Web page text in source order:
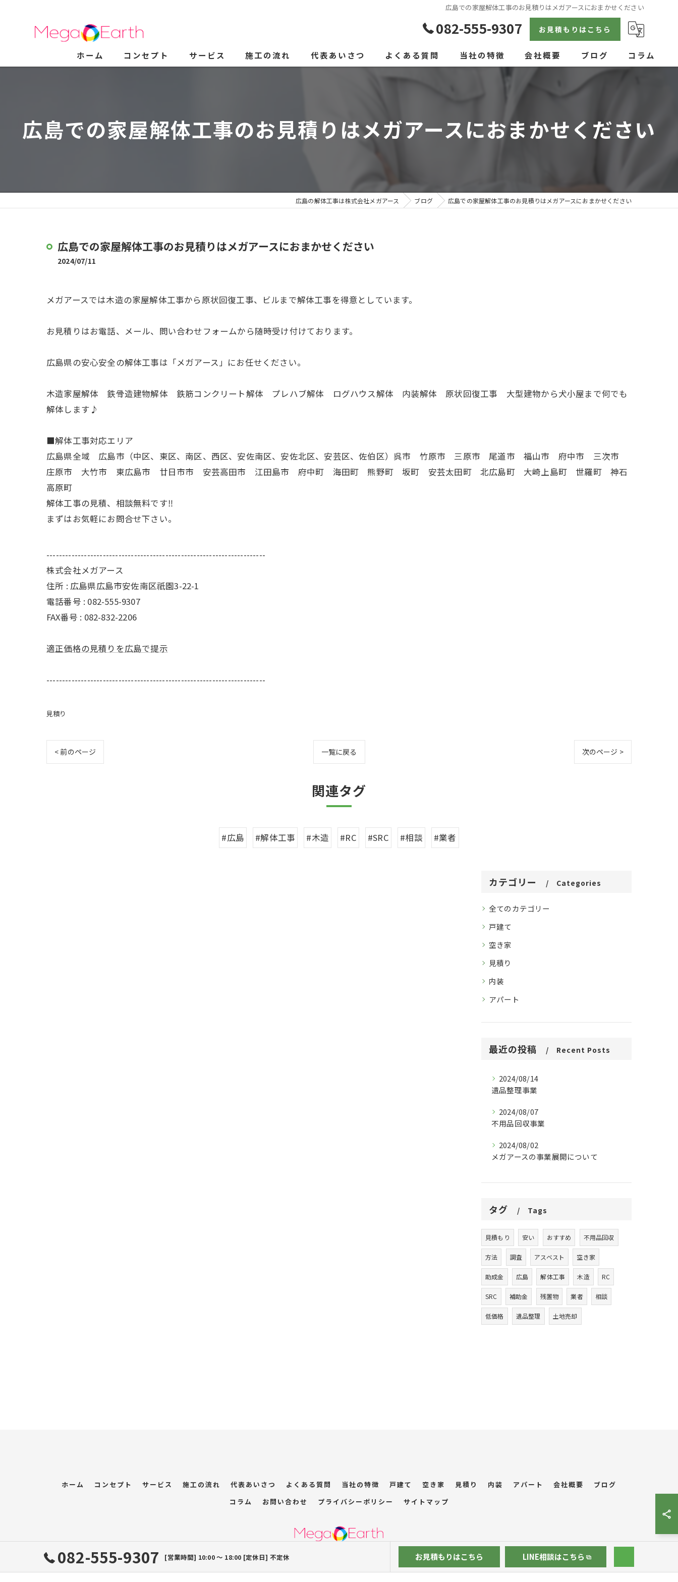
広島での家屋解体工事のお見積りはメガアースにおまかせください
082-555-9307 お見積もりはこちら
ホーム コンセプト サービス 施工の流れ 代表あいさつ よくある質問 当社の特徴
見積り
会社概要 ブログ コラム
広島での家屋解体工事のお見積りはメガアースにおまかせください
広島の解体工事は株式会社メガアース ブログ 広島での家屋解体工事のお見積りはメガアースにおまかせください
広島での家屋解体工事のお見積りはメガアースにおまかせください
2024/07/11
メガアースでは木造の家屋解体工事から原状回復工事、ビルまで解体工事を得意としています。
お見積りはお電話、メール、問い合わせフォームから随時受け付けております。
広島県の安心安全の解体工事は「メガアース」にお任せください。
木造家屋解体 鉄骨造建物解体 鉄筋コンクリート解体 プレハブ解体 ログハウス解体 内装解体 原状回復工事 大型建物から犬小屋まで何でも
解体します♪
■解体工事対応エリア
広島県全域 広島市（中区、東区、南区、西区、安佐南区、安佐北区、安芸区、佐伯区）呉市 竹原市 三原市 尾道市 福山市 府中市 三次市
庄原市 大竹市 東広島市 廿日市市 安芸高田市 江田島市 府中町 海田町 熊野町 坂町 安芸太田町 北広島町 大崎上島町 世羅町 神石
高原町
解体工事の見積、相談無料です‼︎
まずはお気軽にお問合せ下さい。
----------------------------------------------------------------------
株式会社メガアース
住所 : 広島県広島市安佐南区祇園3-22-1
電話番号 : 082-555-9307
FAX番号 : 082-832-2206
適正価格の見積りを広島で提示
----------------------------------------------------------------------
見積り
< 前のページ 一覧に戻る 次のページ >
関連タグ
#広島 #解体工事 #木造 #RC #SRC #相談 #業者
カテゴリー Categories
全てのカテゴリー
戸建て
空き家
見積り
内装
アパート
最近の投稿 Recent Posts
2024/08/14
遺品整理事業
2024/08/07
不用品回収事業
2024/08/02
メガアースの事業展開について
タグ Tags
見積もり 安い おすすめ 不用品回収
方法 調査 アスベスト 空き家
助成金 広島 解体工事 木造 RC
SRC 補助金 残置物 業者 相談
低価格 遺品整理 土地売却
082-555-9307 [営業時間] 10:00 ～ 18:00 [定休日] 不定休 お見積もりはこちら LINE相談はこちら
ホーム コンセプト サービス 施工の流れ 代表あいさつ よくある質問 当社の特徴 戸建て 空き家 見積り 内装 アパート 会社概要
ブログ
コラム
お問い合わせ プライバシーポリシー サイトマップ
© 2026 広島の解体工事は株式会社メガアース ALL RIGHTS RESERVED.